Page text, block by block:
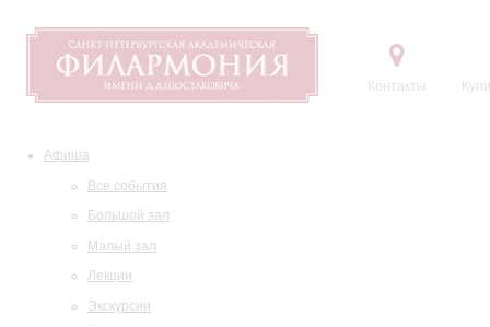
Контакты
Афиша
Все события
Большой зал
Малый зал
Лекции
Экскурсии